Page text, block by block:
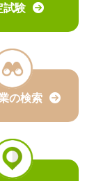
試験
の検索